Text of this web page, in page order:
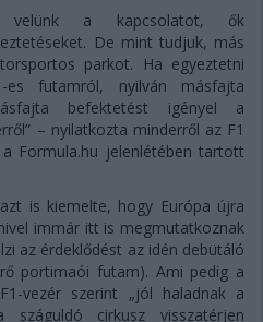
velünk a kapcsolatot, ők
De mint tudjuk, más
parkot. Ha egyeztetni
es futamról, nyilván másfajta
befektetést igényel a
– nyilatkozta minderről az F1
Formula.hu jelenlétében tartott
is kiemelte, hogy Európa újra
immár itt is megmutatkoznak
az érdeklődést az idén debütáló
portimaói futam). Ami pedig a
vezér szerint „jól haladnak a
cirkusz visszatérjen